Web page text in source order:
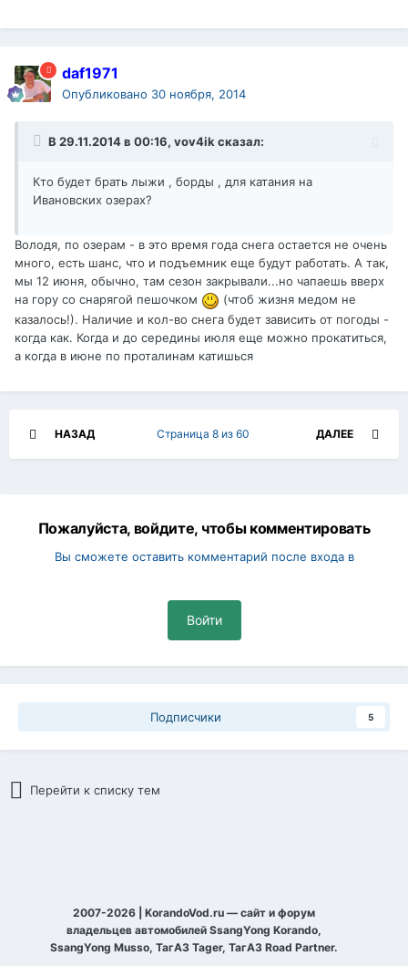
daf1971
Опубликовано 30 ноября, 2014
В 29.11.2014 в 00:16, vov4ik сказал:
Кто будет брать лыжи , борды , для катания на
Ивановских озерах?
Володя, по озерам - в это время года снега остается не очень
много, есть шанс, что и подъемник еще будут работать. А так,
мы 12 июня, обычно, там сезон закрывали...но чапаешь вверх
на гору со снарягой пешочком
(чтоб жизня медом не
казалось!). Наличие и кол-во снега будет зависить от погоды -
когда как. Когда и до середины июля еще можно прокатиться,
а когда в июне по проталинам катишься
НАЗАД ДАЛЕЕ
Страница 8 из 60
Пожалуйста, войдите, чтобы комментировать
Вы сможете оставить комментарий после входа в
Войти
Подписчики 5
Перейти к списку тем
2007-2026 | KorandoVod.ru — сайт и форум
владельцев автомобилей SsangYong Korando,
SsangYong Musso, ТагАЗ Tager, ТагАЗ Road Partner.